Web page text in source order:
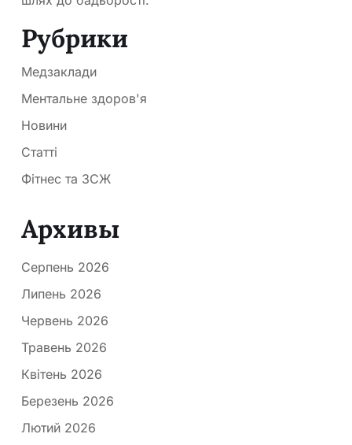
Рубрики
Медзаклади
Ментальне здоров'я
Новини
Статті
Фітнес та ЗСЖ
Архивы
Серпень 2026
Липень 2026
Червень 2026
Травень 2026
Квітень 2026
Березень 2026
Лютий 2026